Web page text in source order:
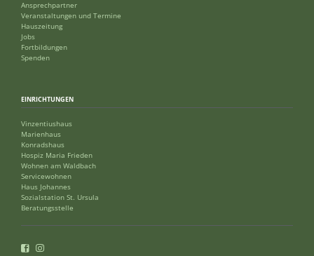
Ansprechpartner
Veranstaltungen und Termine
Hauszeitung
Jobs
Fortbildungen
Spenden
EINRICHTUNGEN
Vinzentiushaus
Marienhaus
Konradshaus
Hospiz Maria Frieden
Wohnen am Waldbach
Servicewohnen
Haus Johannes
Sozialstation St. Ursula
Beratungsstelle
Facebook